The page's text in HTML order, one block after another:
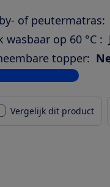
of peutermatras:
wasbaar op 60 °C :
topper:
alle specificaties
Vergelijk dit product